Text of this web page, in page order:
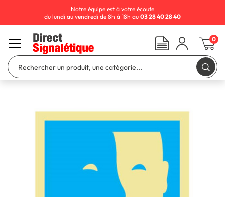
Notre équipe est à votre écoute
du lundi au vendredi de 8h à 18h au 03 28 40 28 40
0